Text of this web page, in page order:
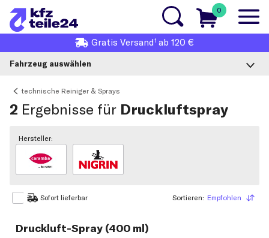
0
Gratis Versand1 ab 120 €
Fahrzeug auswählen
technische Reiniger & Sprays
2 Ergebnisse für Druckluftspray
Hersteller:
Sofort lieferbar Empfohlen
Sortieren
Druckluft-Spray (400 ml)